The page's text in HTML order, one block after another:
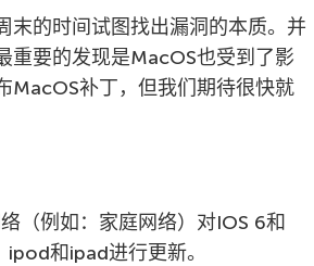
末的时间试图找出漏洞的本质。并
重要的发现是MacOS也受到了影
MacOS补丁，但我们期待很快就
（例如：家庭网络）对IOS 6和
和ipad进行更新。